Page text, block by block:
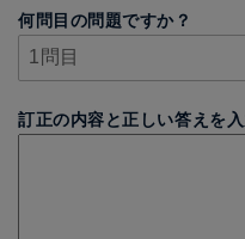
何問目の問題ですか？
訂正の内容と正しい答えを入